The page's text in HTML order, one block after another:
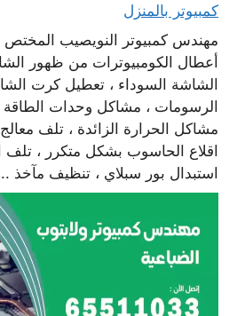
كمبيوتر بالمنزل
مهندس كمبيوتر النويصيب المختص
أعطال الكومبيوترات من ظهور
الشاشة السوداء ، تعطيل كرت
الرسومات ، مشاكل وحدات الطاقة
مشاكل الحرارة الزائدة ، تلف
اقلاع الحاسوب بشكل متكرر ، تلف
استبدال بور سبلاي ، تنظيف مآخذ